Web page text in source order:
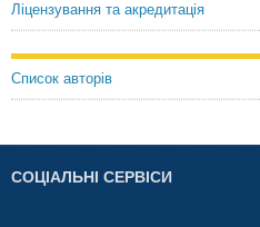
Ліцензування та акредитація
Список авторів
СОЦІАЛЬНІ СЕРВІСИ